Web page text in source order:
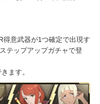
得意武器が1つ確定で出現す
テップアップガチャで登
ます。